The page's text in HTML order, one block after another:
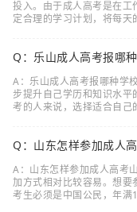
投入。由于成人高考是在工
定合理的学习计划，将每天
Q：乐山成人高考报哪
A：乐山成人高考报哪种学
步提升自己学历和知识水平
考的人来说，选择适合自己
Q：山东怎样参加成人
A：山东怎样参加成人高考
加方式相对比较容易。想要
考生必须是中国公民，年满